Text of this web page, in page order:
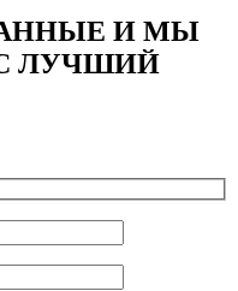
И МЫ
ЛУЧШИЙ